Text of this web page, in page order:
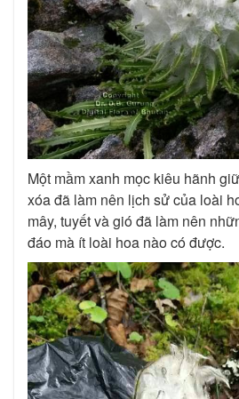
Một mầm xanh mọc kiêu hãnh
xóa đã làm nên lịch sử của loài
mây, tuyết và gió đã làm nên
đáo mà ít loài hoa nào có được.